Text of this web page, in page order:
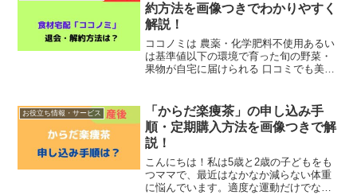
約方法を画像つきでわかりやすく
解説！
ココノミは 農薬・化学肥料不使用あるい
は基準値以下の環境で育った旬の野菜・
果物が自宅に届けられる 口コミでも美味
ャルの高い素材ばかり 注文とフィードバ
ックを繰り返すこ...
お役立ち情報・サービス
「からだ楽痩茶」の申し込み手
順・定期購入方法を画像つきで解
説！
こんにちは！私は5歳と2歳の子どもをも
つママで、最近はなかなか減らない体重
に悩んでいます。適度な運動だけでなく